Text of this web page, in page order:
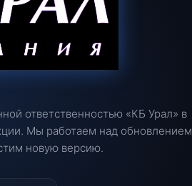
ответственностью «КБ Урал» в
Мы работаем над обновлением
новую версию.